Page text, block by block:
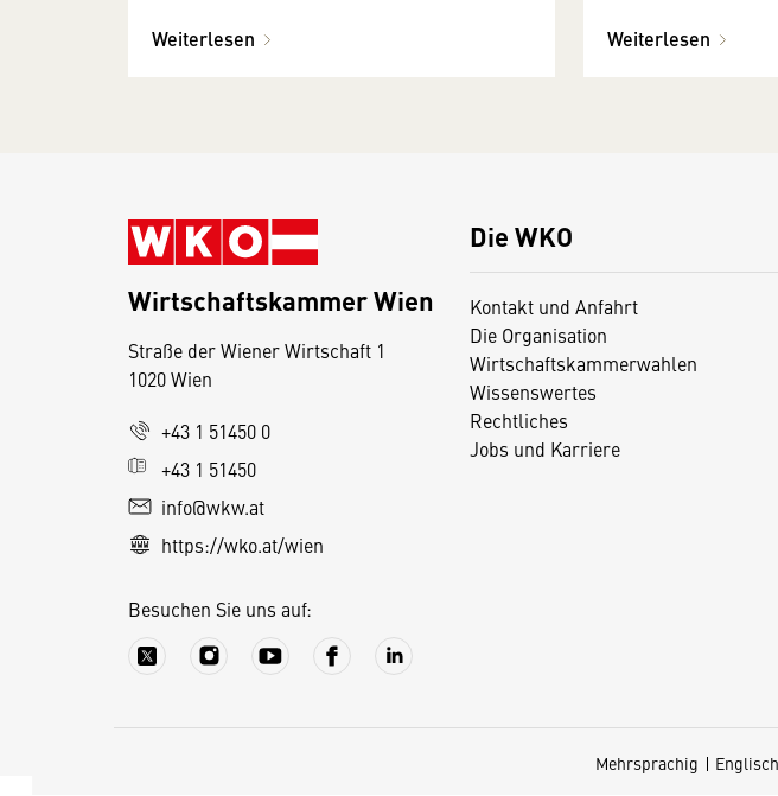
Weiterlesen Weiterlesen
Die WKO
Kontakt und Anfahrt
Die Organisation
Wirtschaftskammerwahlen
Wissenswertes
Rechtliches
Jobs und Karriere
Wirtschaftskammer Wien
Straße der Wiener Wirtschaft 1
1020 Wien
+43 1 51450 0
+43 1 51450
info@wkw.at
https://wko.at/wien
Besuchen Sie uns auf:
Mehrsprachig Englisch